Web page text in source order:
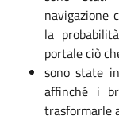
navigazione
la
portale ciò
sono state
affinché i
trasformarle